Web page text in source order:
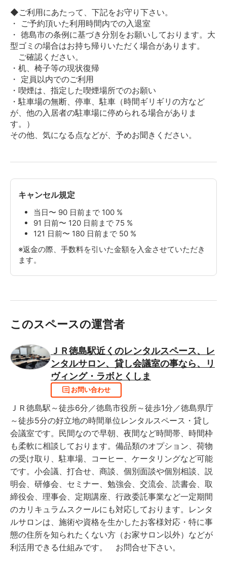
◆ご利用にあたって、下記をお守り下さい。
・ ご予約頂いた利用時間内での入退室
・ 徳島市の条例に基づき分別をお願いしております。大
型ゴミの場合はお持ち帰りいただく場合があります。
ご確認ください。
・机、椅子等の現状復帰
・ 定員以内でのご利用
・喫煙は、指定した喫煙場所でのお願い
・駐車場の無断、停車、駐車（時間ギリギリの方など
が、他の入居者の駐車場に停められる場合がありま
す。）
その他、気になる点などが、予めお聞きください。
キャンセル規定
当日〜 90 日前まで 100 %
91 日前〜 120 日前まで 75 %
121 日前〜 180 日前まで 50 %
※返金の際、手数料を引いた金額を入金させていただき
ます。
このスペースの運営者
ＪＲ徳島駅近くのレンタルスペース、レ
ンタルサロン、貸し会議室の事なら、リ
ヴィング・ラボとくしま
お問い合わせ
ＪＲ徳島駅～徒歩6分／徳島市役所～徒歩1分／徳島県庁
～徒歩5分の好立地の時間単位レンタルスペース・貸し
会議室です。民間なので早朝、夜間など時間帯、時間枠
も柔軟に相談しております。備品類のオプション、荷物
の受け取り、駐車場、コーヒー、ケータリングなど可能
です。小会議、打合せ、商談、個別面談や個別相談、説
明会、研修会、セミナー、勉強会、交流会、読書会、取
締役会、理事会、定期講座、行政委託事業など一定期間
のカリキュラムスクールにも対応しております。レンタ
ルサロンは、施術や資格を生かしたお客様対応・特に事
態の住所を知られたくない方（お家サロン以外）などが
利活用できる仕組みです。 お問合せ下さい。